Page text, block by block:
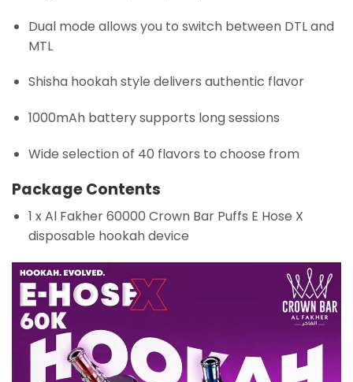
Dual mode allows you to switch between DTL and
MTL
Shisha hookah style delivers authentic flavor
1000mAh battery supports long sessions
Wide selection of 40 flavors to choose from
Package Contents
1 x Al Fakher 60000 Crown Bar Puffs E Hose X
disposable hookah device